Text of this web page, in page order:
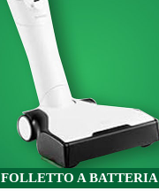
FOLLETTO A BATTERIA